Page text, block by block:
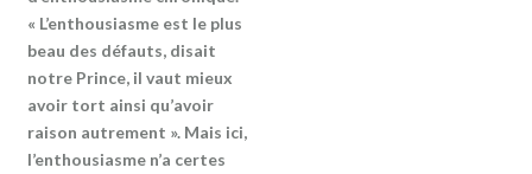
« L’enthousiasme est le plus
beau des défauts, disait
notre Prince, il vaut mieux
avoir tort ainsi qu’avoir
raison autrement ». Mais ici,
l’enthousiasme n’a certes